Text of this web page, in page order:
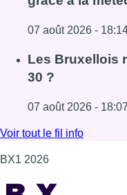
07 août 2026 -
Lire l'article Foire
Les Bruxellois
30 ?
07 août 2026 - 18:07
Lire l'article Les
Voir tout le fil info
BX1 2026